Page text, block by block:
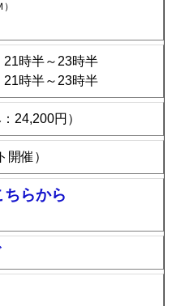
21時半～23時半
時半～23時半
24,200円）
開催）
ちらから